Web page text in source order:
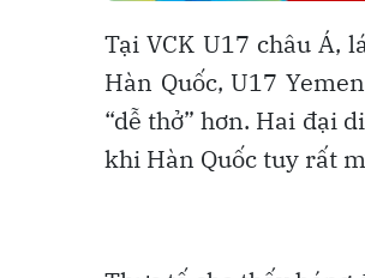
Tại VCK U17 châu Á,
Hàn Quốc, U17
“dễ thở” hơn. Hai đại
khi Hàn Quốc tuy rất